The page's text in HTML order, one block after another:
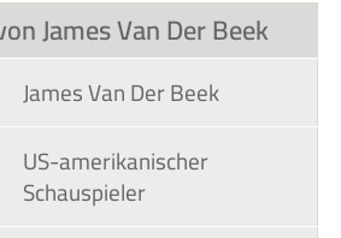
James Van Der Beek
James Van Der Beek
US-amerikanischer
Schauspieler